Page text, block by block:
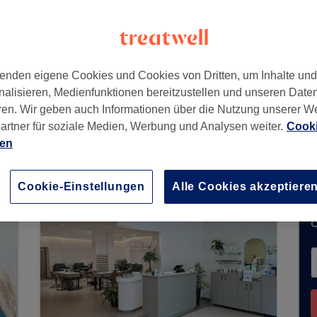
Buchungen über Treatwell entgegen.
Nähe zu finden.
eigene Cookies und Cookies von Dritten, um Inhalte
Medienfunktionen bereitzustellen und unseren
Wir geben auch Informationen über die Nutzung unserer
für soziale Medien, Werbung und Analysen weiter.
Cookie-Einstellungen Alle Cookies